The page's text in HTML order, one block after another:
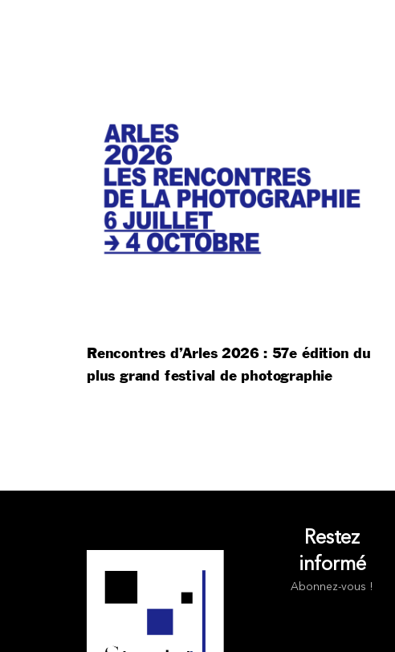
Rencontres d’Arles 2026 : 57e édition du
plus grand festival de photographie
Restez
informé
Abonnez-vous !